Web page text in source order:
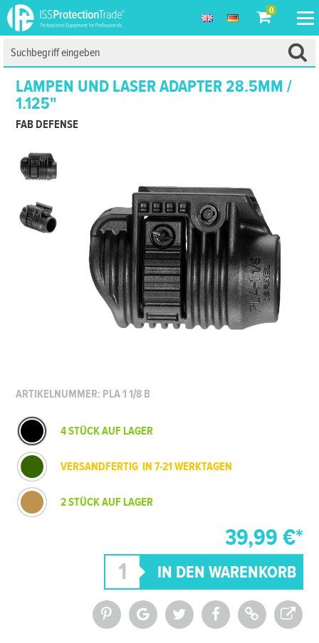
0
LAMPEN UND LASER ADAPTER 28.5MM /
1.125"
FAB DEFENSE
ARTIKELNUMMER: PLA 1 1/8 B
4 STÜCK AUF LAGER
VERSANDFERTIG IN 7-21 WERKTAGEN
2 STÜCK AUF LAGER
39,99 €*